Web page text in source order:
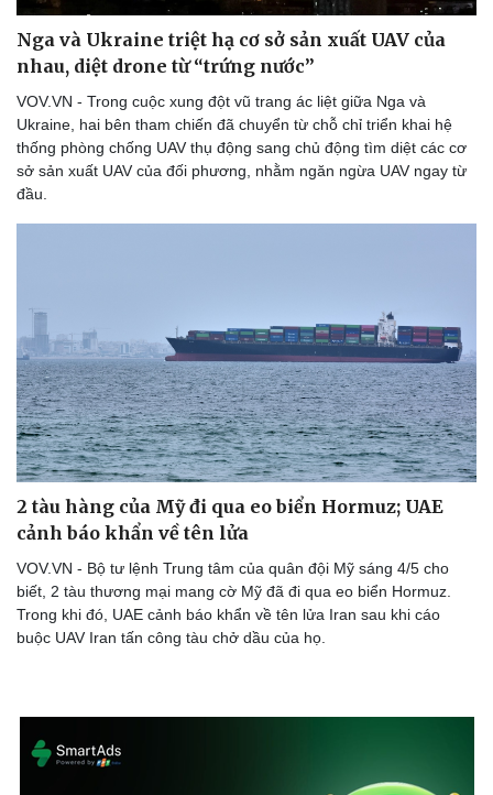
Nga và Ukraine triệt hạ cơ sở sản xuất UAV của
nhau, diệt drone từ “trứng nước”
VOV.VN - Trong cuộc xung đột vũ trang ác liệt giữa Nga và
Ukraine, hai bên tham chiến đã chuyển từ chỗ chỉ triển khai hệ
thống phòng chống UAV thụ động sang chủ động tìm diệt các cơ
sở sản xuất UAV của đối phương, nhằm ngăn ngừa UAV ngay từ
đầu.
2 tàu hàng của Mỹ đi qua eo biển Hormuz; UAE
cảnh báo khẩn về tên lửa
VOV.VN - Bộ tư lệnh Trung tâm của quân đội Mỹ sáng 4/5 cho
biết, 2 tàu thương mại mang cờ Mỹ đã đi qua eo biển Hormuz.
Trong khi đó, UAE cảnh báo khẩn về tên lửa Iran sau khi cáo
buộc UAV Iran tấn công tàu chở dầu của họ.